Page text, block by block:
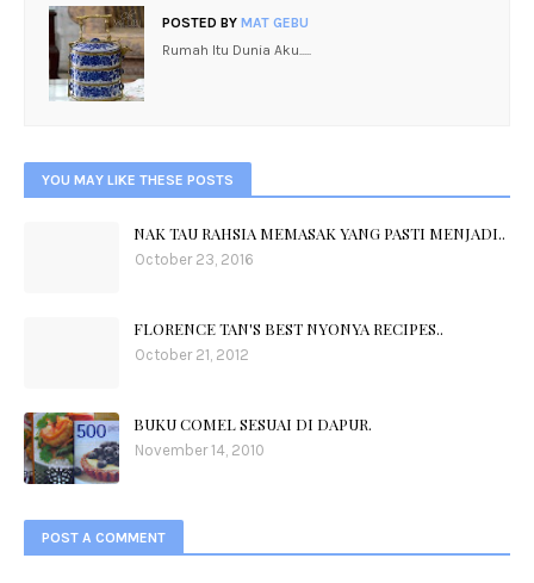
POSTED BY MAT GEBU
Rumah Itu Dunia Aku.....
YOU MAY LIKE THESE POSTS
NAK TAU RAHSIA MEMASAK YANG PASTI MENJADI..
October 23, 2016
FLORENCE TAN'S BEST NYONYA RECIPES..
October 21, 2012
BUKU COMEL SESUAI DI DAPUR.
November 14, 2010
POST A COMMENT